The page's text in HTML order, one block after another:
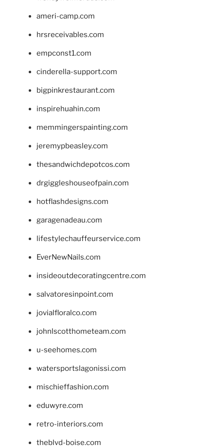
ameri-camp.com
hrsreceivables.com
empconst1.com
cinderella-support.com
bigpinkrestaurant.com
inspirehuahin.com
memmingerspainting.com
jeremypbeasley.com
thesandwichdepotcos.com
drgiggleshouseofpain.com
hotflashdesigns.com
garagenadeau.com
lifestylechauffeurservice.com
EverNewNails.com
insideoutdecoratingcentre.com
salvatoresinpoint.com
jovialfloralco.com
johnlscotthometeam.com
u-seehomes.com
watersportslagonissi.com
mischieffashion.com
eduwyre.com
retro-interiors.com
theblvd-boise.com